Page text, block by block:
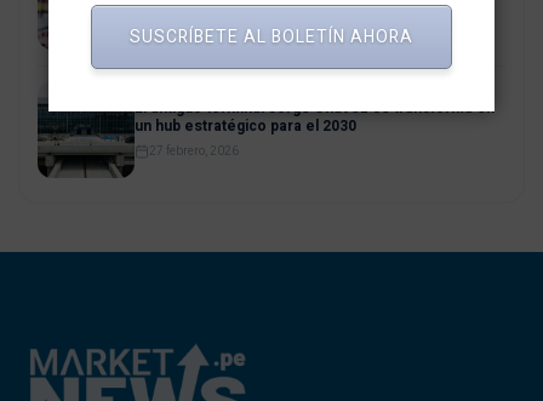
3 marzo, 2026
El antiguo terminal Jorge Chávez se transforma en
un hub estratégico para el 2030
27 febrero, 2026
SUSCRÍBETE AL BOLETÍN AHORA